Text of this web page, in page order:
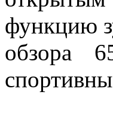
функцию
обзора